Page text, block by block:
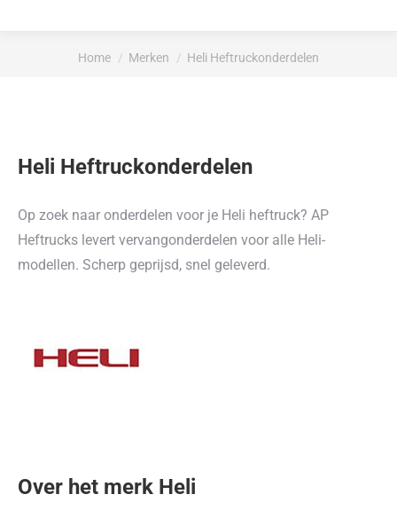
Je bent hier:
Home Merken Heli Heftruckonderdelen
Heli Heftruckonderdelen
Op zoek naar onderdelen voor je Heli heftruck? AP
Heftrucks levert vervangonderdelen voor alle Heli-
modellen. Scherp geprijsd, snel geleverd.
Over het merk Heli